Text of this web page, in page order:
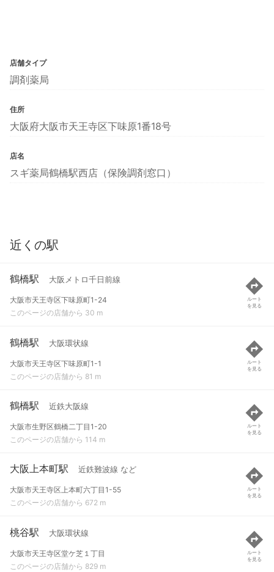
店舗タイプ
調剤薬局
住所
大阪府大阪市天王寺区下味原1番18号
店名
スギ薬局鶴橋駅西店（保険調剤窓口）
近くの駅
鶴橋駅 大阪メトロ千日前線
大阪市天王寺区下味原町1-24
このページの店舗から 30 m
ルート
を見る
鶴橋駅 大阪環状線
大阪市天王寺区下味原町1-1
このページの店舗から 81 m
ルート
を見る
鶴橋駅 近鉄大阪線
大阪市生野区鶴橋二丁目1-20
このページの店舗から 114 m
ルート
を見る
大阪上本町駅 近鉄難波線 など
大阪市天王寺区上本町六丁目1-55
このページの店舗から 672 m
ルート
を見る
桃谷駅 大阪環状線
大阪市天王寺区堂ケ芝１丁目
このページの店舗から 829 m
ルート
を見る